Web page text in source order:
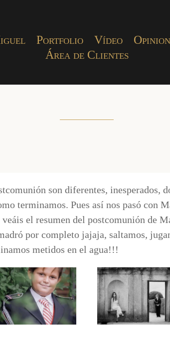
Portfolio Vídeo
Área de Clientes
son diferentes, inesperados,
terminamos. Pues así nos pasó con
el resumen del postcomunión de
por completo jajaja, saltamos,
metidos en el agua!!!